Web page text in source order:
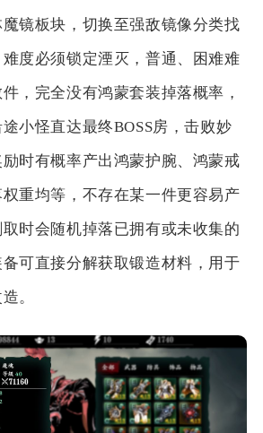
镜板块，切换至强敌镜像分类找
度必须锁定湮灭，普通、困难难
，完全没有鸿蒙套装掉落概率，
小怪直达最终BOSS房，击败妙
时有概率产出鸿蒙护腕、鸿蒙戒
重均等，不存在某一件更容易产
时会随机掉落已拥有或未收集的
可直接分解获取锻造材料，用于
。